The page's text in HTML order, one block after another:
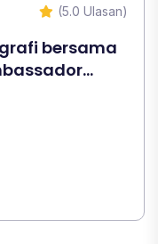
(5.0 Ulasan)
bersama